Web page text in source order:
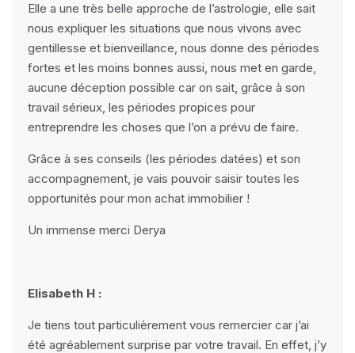
Elle a une très belle approche de l’astrologie, elle sait
nous expliquer les situations que nous vivons avec
gentillesse et bienveillance, nous donne des périodes
fortes et les moins bonnes aussi, nous met en garde,
aucune déception possible car on sait, grâce à son
travail sérieux, les périodes propices pour
entreprendre les choses que l’on a prévu de faire.
Grâce à ses conseils (les périodes datées) et son
accompagnement, je vais pouvoir saisir toutes les
opportunités pour mon achat immobilier !
Un immense merci Derya
Elisabeth H :
Je tiens tout particulièrement vous remercier car j’ai
été agréablement surprise par votre travail. En effet, j’y